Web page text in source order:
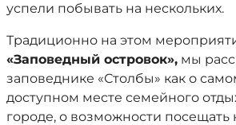
успели побывать на нескольких.
Традиционно на этом
«Заповедный островок», мы
заповеднике «Столбы» как о
доступном месте семейного
городе, о возможности посещать